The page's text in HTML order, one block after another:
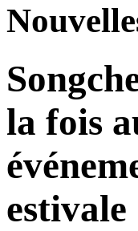
la fois
estivale